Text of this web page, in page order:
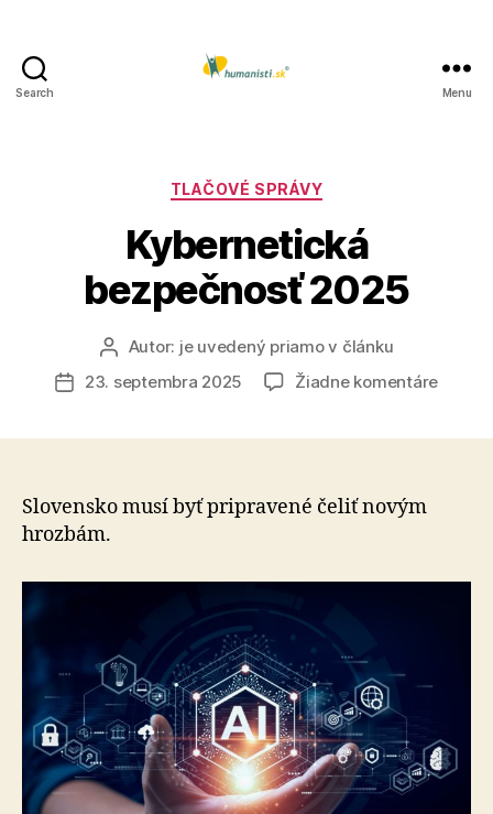
Search Menu
Kategórie
TLAČOVÉ SPRÁVY
Kybernetická
bezpečnosť 2025
AutorAutor: je uvedený priamo v článku
Dátum
23. septembra 2025 Žiadne komentárena
Slovensko musí byť pripravené čeliť novým
hrozbám.